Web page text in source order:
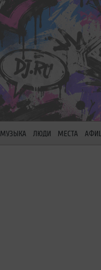
МУЗЫКА ЛЮДИ МЕСТА